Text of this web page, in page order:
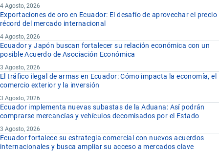
4 Agosto, 2026
Exportaciones de oro en Ecuador: El desafío de aprovechar el precio
récord del mercado internacional
4 Agosto, 2026
Ecuador y Japón buscan fortalecer su relación económica con un
posible Acuerdo de Asociación Económica
3 Agosto, 2026
El tráfico ilegal de armas en Ecuador: Cómo impacta la economía, el
comercio exterior y la inversión
3 Agosto, 2026
Ecuador implementa nuevas subastas de la Aduana: Así podrán
comprarse mercancías y vehículos decomisados por el Estado
3 Agosto, 2026
Ecuador fortalece su estrategia comercial con nuevos acuerdos
internacionales y busca ampliar su acceso a mercados clave